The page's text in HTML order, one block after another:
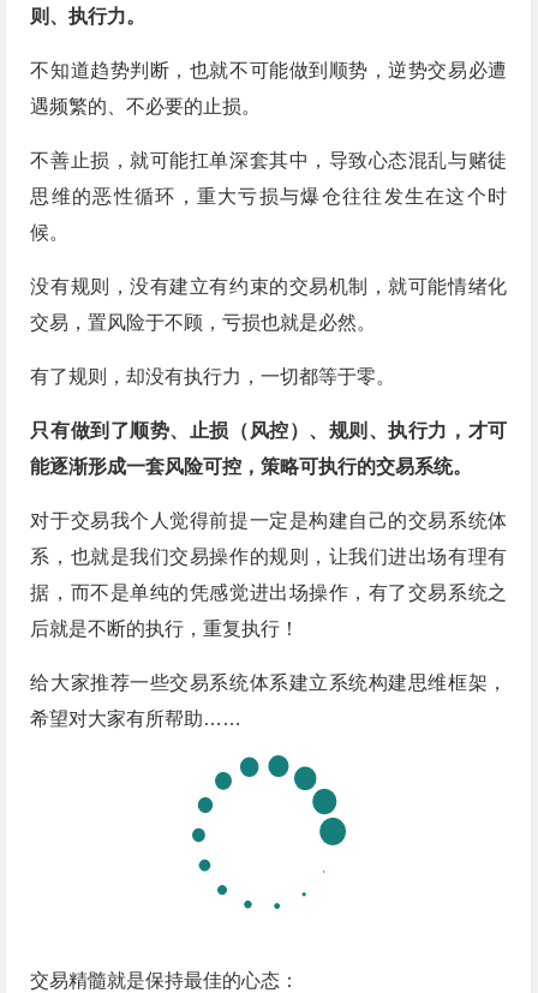
则、执行力。
不知道趋势判断，也就不可能做到顺势，逆势交易必遭
遇频繁的、不必要的止损。
不善止损，就可能扛单深套其中，导致心态混乱与赌徒
思维的恶性循环，重大亏损与爆仓往往发生在这个时
候。
没有规则，没有建立有约束的交易机制，就可能情绪化
交易，置风险于不顾，亏损也就是必然。
有了规则，却没有执行力，一切都等于零。
只有做到了顺势、止损（风控）、规则、执行力，才可
能逐渐形成一套风险可控，策略可执行的交易系统。
对于交易我个人觉得前提一定是构建自己的交易系统体
系，也就是我们交易操作的规则，让我们进出场有理有
据，而不是单纯的凭感觉进出场操作，有了交易系统之
后就是不断的执行，重复执行！
给大家推荐一些交易系统体系建立系统构建思维框架，
希望对大家有所帮助……
交易精髓就是保持最佳的心态：